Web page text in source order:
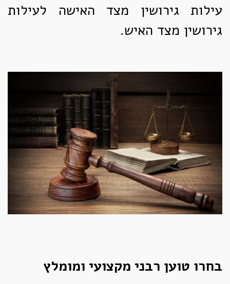
עילות גירושין מצד האישה לעילות
גירושין מצד האיש.
בחרו טוען רבני מקצועי ומומלץ